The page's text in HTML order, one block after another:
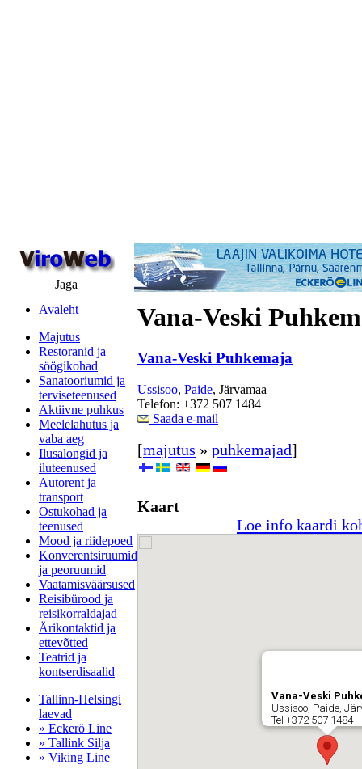
Jaga
Avaleht
Majutus
Restoranid ja
söögikohad
Sanatooriumid ja
terviseteenused
Aktiivne puhkus
Meelelahutus ja
vaba aeg
Ilusalongid ja
iluteenused
Autorent ja
transport
Ostukohad ja
teenused
Mood ja riidepoed
Konverentsiruumid
ja peoruumid
Vaatamisväärsused
Reisibürood ja
reisikorraldajad
Ärikontaktid ja
ettevõtted
Teatrid ja
kontserdisaalid
Tallinn-Helsingi
laevad
» Eckerö Line
» Tallink Silja
» Viking Line
Vana-Veski
Vana-Veski Puhkemaja
Ussisoo, Paide, Järvamaa
Telefon: +372 507 1484
Saada e-mail
[majutus » puhkemajad]
Kaart
Loe info kaardi
Vana-Veski
Ussisoo, Paide,
Tel +372 507 1484